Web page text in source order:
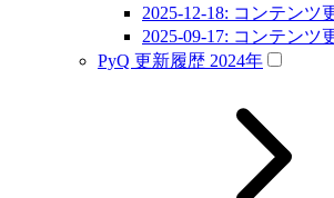
2025-12-18: コンテンツ
2025-09-17: コンテンツ
PyQ 更新履歴 2024年